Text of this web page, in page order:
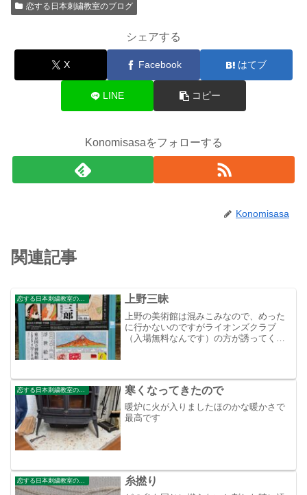
恋する日本刺繍教室のブログ
シェアする
X Facebook はてブ
LINE コピー
Konomisasaをフォローする
Konomisasa
関連記事
恋する日本刺繍教室のブログ 上野三昧
上野の美術館は混みこみなので、めった
に行かないのですがライオンズクラブ
（入場無料なんです）の方が誘ってくれ
くり見ることができました。でも...
寒くなってきたので
暖炉に火が入りましたほのかな暖かさで
最高です
糸撚り